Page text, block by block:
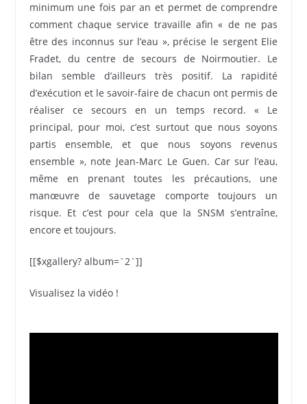
minimum une fois par an et permet de comprendre
comment chaque service travaille afin « de ne pas
être des inconnus sur l’eau », précise le sergent Elie
Fradet, du centre de secours de Noirmoutier. Le
bilan semble d’ailleurs très positif. La rapidité
d’exécution et le savoir-faire de chacun ont permis de
réaliser ce secours en un temps record. « Le
principal, pour moi, c’est surtout que nous soyons
partis ensemble, et que nous soyons revenus
ensemble », note Jean-Marc Le Guen. Car sur l’eau,
même en prenant toutes les précautions, une
manœuvre de sauvetage comporte toujours un
risque. Et c’est pour cela que la SNSM s’entraîne,
encore et toujours.
[[$xgallery? album=`2`]]
Visualisez la vidéo !